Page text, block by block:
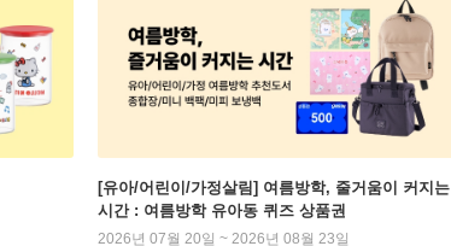
[유아/어린이/가정살림] 여름방학, 줄거움이 커지는
시간 : 여름방학 유아동 퀴즈 상품권
2026년 07월 20일 ~ 2026년 08월 23일